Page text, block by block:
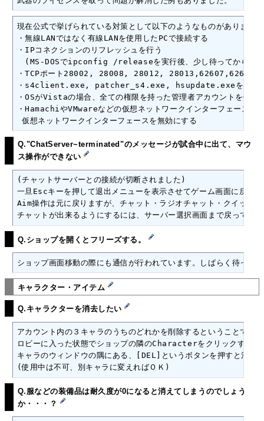
現在公式で挙げられている対策として以下のようなものがあります。
・無線LANではなく有線LANを使用したPCで接続する
・IPコネクションのリフレッシュを行う
(MS-DOSでipconfig /releaseを実行後、少し待ってから
・TCPポート28002, 28008, 28012,
・s4client.exe, patcher_s4.exe, hsupdate.exeをファイア
・OSがVistaの場合、全ての権限を持った管理者アカウントを使用
・HamachiやVMwareなどの仮想ネットワークインターフェースを
仮想ネットワークインターフェースを無効にする
Q."ChatServer~terminated"のメッセージが試合中に出て、マウ
ス操作ができない
(チャットサーバーとの接続が切断されました)
一旦Escキーを押して退出メニューを表示させてゲーム画面に戻っ
Aim操作は元に戻りますが、チャット・ラジオチャット・クイック
チャットが出来るようにするには、サーバー選択画面まで戻って再
Q.ショップを開くとフリーズする。
ショップ画面移動の際にも通信が行われています。しばらく待って
キャラクター・アイテム
Q.キャラクターを消去したい
アカウント内の３キャラのうちのどれかを削除するということでし
ロビーに入った状態でショップの隣のCharacterをクリックすると
キャラのウィンドウの隅にある、[DEL]というボタンを押すと消去
(使用中は不可、別キャラに変えればＯＫ)
Q.服などの装備品は耐久度が0になると消えてしまうのでしょう
か・・・？